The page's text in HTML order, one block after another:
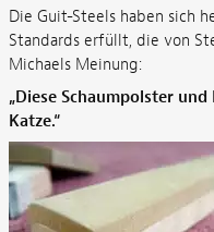
Die Guit-Steels haben sich
Standards erfüllt, die von
Michaels Meinung:
„Diese Schaumpolster
Katze.“